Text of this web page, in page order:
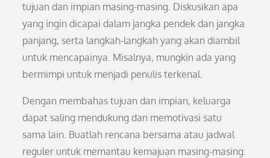
tujuan dan impian masing-masing. Diskusikan apa
yang ingin dicapai dalam jangka pendek dan jangka
panjang, serta langkah-langkah yang akan diambil
untuk mencapainya. Misalnya, mungkin ada yang
bermimpi untuk menjadi penulis terkenal.
Dengan membahas tujuan dan impian, keluarga
dapat saling mendukung dan memotivasi satu
sama lain. Buatlah rencana bersama atau jadwal
reguler untuk memantau kemajuan masing-masing.